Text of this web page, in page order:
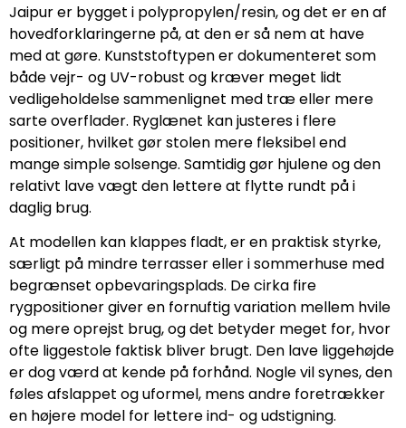
Jaipur er bygget i polypropylen/resin, og det er en af
hovedforklaringerne på, at den er så nem at have
med at gøre. Kunststoftypen er dokumenteret som
både vejr- og UV-robust og kræver meget lidt
vedligeholdelse sammenlignet med træ eller mere
sarte overflader. Ryglænet kan justeres i flere
positioner, hvilket gør stolen mere fleksibel end
mange simple solsenge. Samtidig gør hjulene og den
relativt lave vægt den lettere at flytte rundt på i
daglig brug.
At modellen kan klappes fladt, er en praktisk styrke,
særligt på mindre terrasser eller i sommerhuse med
begrænset opbevaringsplads. De cirka fire
rygpositioner giver en fornuftig variation mellem hvile
og mere oprejst brug, og det betyder meget for, hvor
ofte liggestole faktisk bliver brugt. Den lave liggehøjde
er dog værd at kende på forhånd. Nogle vil synes, den
føles afslappet og uformel, mens andre foretrækker
en højere model for lettere ind- og udstigning.